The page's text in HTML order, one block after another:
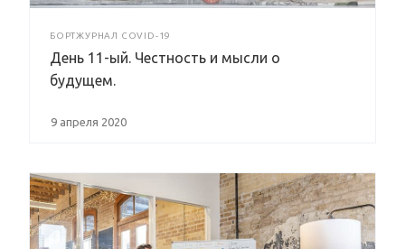
БОРТЖУРНАЛ COVID-19
День 11-ый. Честность и мысли о
будущем.
9 апреля 2020